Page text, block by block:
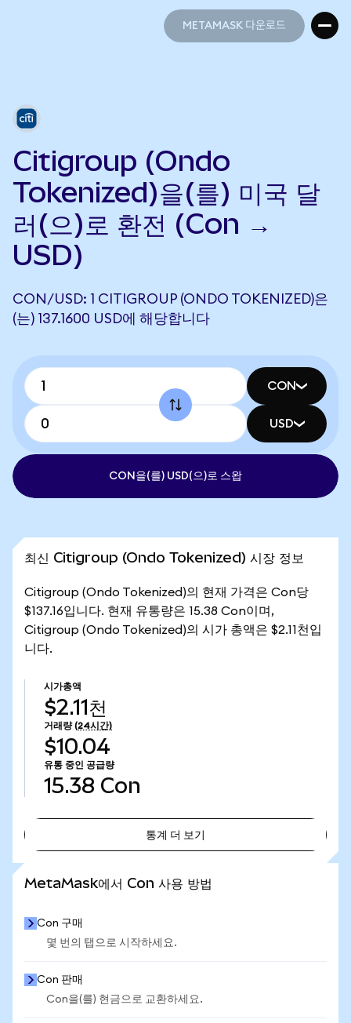
METAMASK 다운로드
Citigroup (Ondo
Tokenized)을(를) 미국 달
러(으)로 환전 (Con →
USD)
CON/USD: 1 CITIGROUP (ONDO TOKENIZED)은
(는) 137.1600 USD에 해당합니다
CON
USD
CON을(를) USD(으)로 스왑
최신 Citigroup (Ondo Tokenized) 시장 정보
Citigroup (Ondo Tokenized)의 현재 가격은 Con당
$137.16입니다. 현재 유통량은 15.38 Con이며,
Citigroup (Ondo Tokenized)의 시가 총액은 $2.11천입
니다.
시가총액
$2.11천
거래량 (24시간)
$10.04
유통 중인 공급량
15.38 Con
통계 더 보기
MetaMask에서 Con 사용 방법
Con 구매
몇 번의 탭으로 시작하세요.
Con 판매
Con을(를) 현금으로 교환하세요.